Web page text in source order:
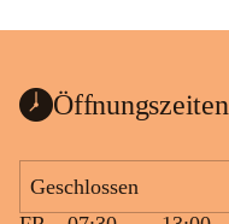
Öffnungszeiten
Geschlossen